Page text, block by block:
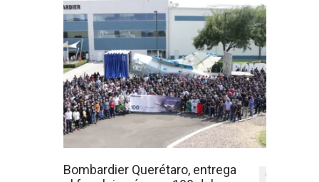
Bombardier Querétaro, entrega
0